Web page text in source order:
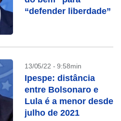
“defender liberdade”
13/05/22 - 9:58min
Ipespe: distância
entre Bolsonaro e
Lula é a menor desde
julho de 2021